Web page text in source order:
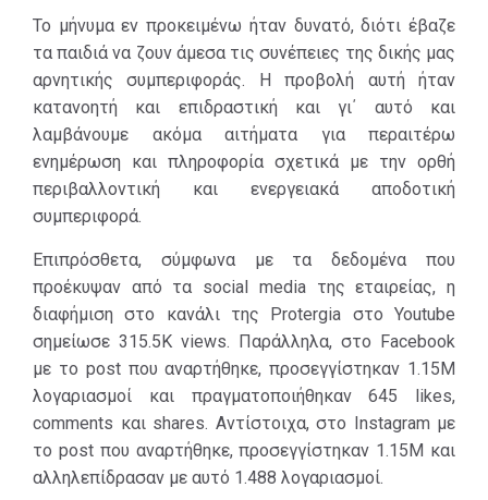
συνήθειές τους,
για την κοινωνία
και το
περιβάλλον,.
Σε ένα σύγχρονο
και νεανικό
πλαίσιο, μέσα
από μια γλυκιά
ιστορίας αγάπης
2 παιδιών,
επιλέξαμε να
αναδείξουμε την
ανάγκη για
αλλαγή στις
καθημερινές
συνήθειες
χρήσης/
που τα θέματα
του
περιβάλλοντος
και της
κλιματικής
αλλαγής τους
απασχολούν
προσπαθούν να
αλλάξουν
συμπεριφορές,
ώστε να γίνουν
και αυτοί
κοινωνοί σε ένα
καλύτερο αύριο.
Σε ανθρώπους
που προσπαθούν
Το μήνυμα εν προκειμένω ήταν δυνατό, διότι έβαζε
τα παιδιά να ζουν άμεσα τις συνέπειες της δικής μας
αρνητικής συμπεριφοράς. Η προβολή αυτή ήταν
κατανοητή και επιδραστική και γι΄ αυτό και
λαμβάνουμε ακόμα αιτήματα για περαιτέρω
ενημέρωση και πληροφορία σχετικά με την ορθή
περιβαλλοντική και ενεργειακά αποδοτική
συμπεριφορά.
Επιπρόσθετα, σύμφωνα με τα δεδομένα που
προέκυψαν από τα social media της εταιρείας, η
διαφήμιση στο κανάλι της Protergia στο Youtube
σημείωσε 315.5K views. Παράλληλα, στο Facebook
με το post που αναρτήθηκε, προσεγγίστηκαν 1.15M
λογαριασμοί και πραγματοποιήθηκαν 645 likes,
comments και shares. Αντίστοιχα, στο Instagram με
το post που αναρτήθηκε, προσεγγίστηκαν 1.15M και
αλληλεπίδρασαν με αυτό 1.488 λογαριασμοί.